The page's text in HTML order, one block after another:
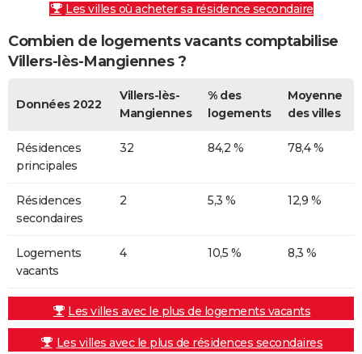
Les villes où acheter sa résidence secondaire
Combien de logements vacants comptabilise
Villers-lès-Mangiennes ?
Données 2022
Villers-lès-
Mangiennes
% des
logements
Moyenne
des villes
Résidences
principales
32 84,2 % 78,4 %
Résidences
secondaires
2 5,3 % 12,9 %
Logements
vacants
4 10,5 % 8,3 %
Les villes avec le plus de logements vacants
Les villes avec le plus de résidences secondaires